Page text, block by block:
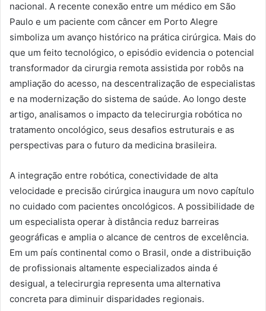
nacional. A recente conexão entre um médico em São
Paulo e um paciente com câncer em Porto Alegre
simboliza um avanço histórico na prática cirúrgica. Mais do
que um feito tecnológico, o episódio evidencia o potencial
transformador da cirurgia remota assistida por robôs na
ampliação do acesso, na descentralização de especialistas
e na modernização do sistema de saúde. Ao longo deste
artigo, analisamos o impacto da telecirurgia robótica no
tratamento oncológico, seus desafios estruturais e as
perspectivas para o futuro da medicina brasileira.
A integração entre robótica, conectividade de alta
velocidade e precisão cirúrgica inaugura um novo capítulo
no cuidado com pacientes oncológicos. A possibilidade de
um especialista operar à distância reduz barreiras
geográficas e amplia o alcance de centros de excelência.
Em um país continental como o Brasil, onde a distribuição
de profissionais altamente especializados ainda é
desigual, a telecirurgia representa uma alternativa
concreta para diminuir disparidades regionais.